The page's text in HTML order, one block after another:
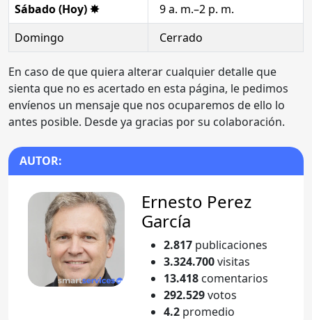
Sábado (Hoy) ✸
9 a. m.–2 p. m.
Domingo
Cerrado
En caso de que quiera alterar cualquier detalle que
sienta que no es acertado en esta página, le pedimos
envíenos un mensaje que nos ocuparemos de ello lo
antes posible. Desde ya gracias por su colaboración.
AUTOR:
Ernesto Perez
García
2.817 publicaciones
3.324.700visitas
13.418 comentarios
292.529votos
4.2 promedio